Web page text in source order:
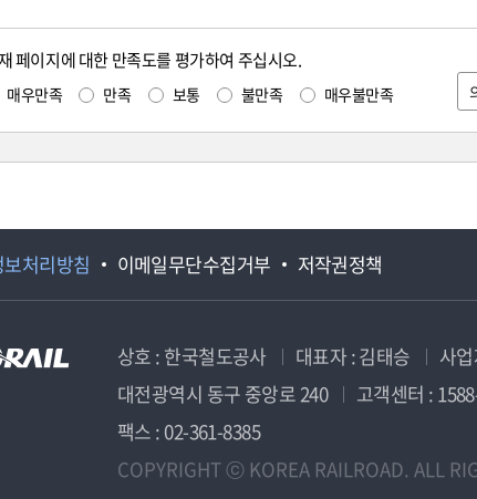
페이지에 대한 만족도를 평가하여 주십시오.
매우만족 만족 보통 불만족 매우불만족
처리방침 이메일무단수집거부 저작권정책
상호 : 한국철도공사 대표자 : 김태승 사
대전광역시 동구 중앙로 240
고객센터 :
팩스 : 02-361-8385
COPYRIGHT ⓒ KOREA RAILROAD. ALL